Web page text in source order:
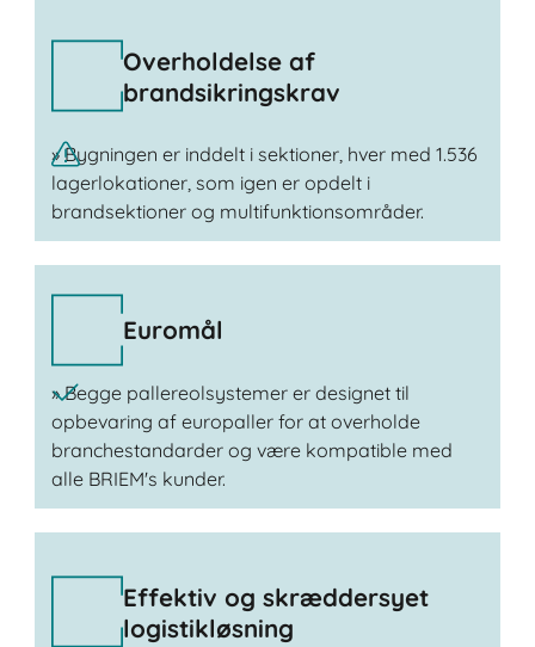
Overholdelse af
brandsikringskrav
» Bygningen er inddelt i sektioner, hver med 1.536
lagerlokationer, som igen er opdelt i
brandsektioner og multifunktionsområder.
Euromål
» Begge pallereolsystemer er designet til
opbevaring af europaller for at overholde
branchestandarder og være kompatible med
alle BRIEM's kunder.
Effektiv og skræddersyet
logistikløsning